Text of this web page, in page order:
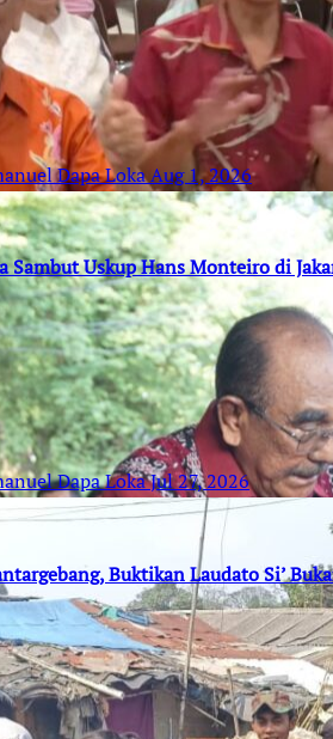
Dapa LokaAug 1, 2026
Sambut Uskup Hans Monteiro di
Dapa LokaJul 27, 2026
Buktikan Laudato Si’